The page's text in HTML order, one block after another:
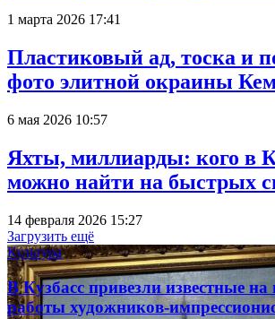
1 марта 2026 17:41
Пластиковый ад, тоска и
фото элитной окраины
6 мая 2026 10:57
Яхты, миллиарды: кого в
можно найти на быстрых
14 февраля 2026 15:27
Загрузить ещё
Культура
В Кузбасс привезли известные на
работы художников-